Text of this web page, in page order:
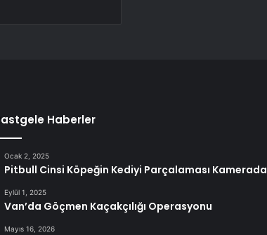
Haberler
Ocak 2, 2025
Pitbull Cinsi Köpeğin Kediyi Parçalaması Kamerada
Eylül 1, 2025
Van’da Göçmen Kaçakçılığı Operasyonu
Mayıs 16, 2026